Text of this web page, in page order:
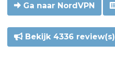
Ga naar NordVPN
Bekijk 4336 review(s)